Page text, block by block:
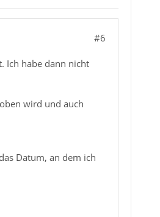
#6
Ich habe dann nicht
wird und auch
Datum, an dem ich